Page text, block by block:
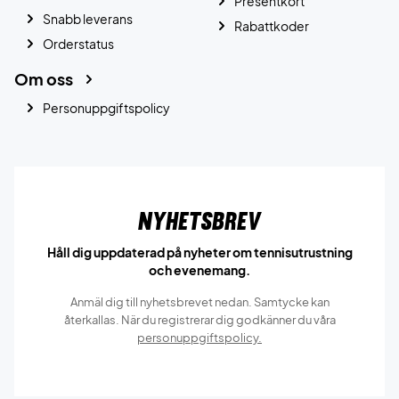
Snabb leverans
Orderstatus
Rabattkoder
Om oss
Personuppgiftspolicy
Nyhetsbrev
Håll dig uppdaterad på nyheter om tennisutrustning
och evenemang.
Anmäl dig till nyhetsbrevet nedan. Samtycke kan
återkallas. När du registrerar dig godkänner du våra
personuppgiftspolicy.